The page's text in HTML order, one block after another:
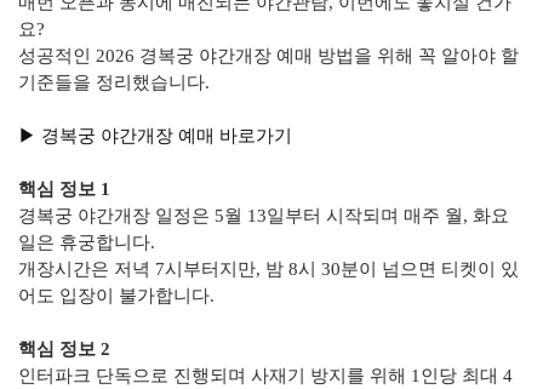
요?
성공적인 2026 경복궁 야간개장 예매 방법을 위해 꼭 알아야 할
기준들을 정리했습니다.
▶︎ 경복궁 야간개장 예매 바로가기
핵심 정보 1
경복궁 야간개장 일정은 5월 13일부터 시작되며 매주 월, 화요
일은 휴궁합니다.
개장시간은 저녁 7시부터지만, 밤 8시 30분이 넘으면 티켓이 있
어도 입장이 불가합니다.
핵심 정보 2
인터파크 단독으로 진행되며 사재기 방지를 위해 1인당 최대 4